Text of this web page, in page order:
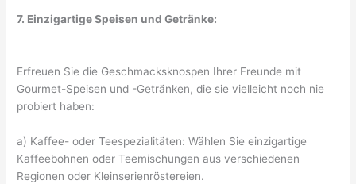
7. Einzigartige Speisen und Getränke:
Erfreuen Sie die Geschmacksknospen Ihrer Freunde mit
Gourmet-Speisen und -Getränken, die sie vielleicht noch nie
probiert haben:
a) Kaffee- oder Teespezialitäten: Wählen Sie einzigartige
Kaffeebohnen oder Teemischungen aus verschiedenen
Regionen oder Kleinserienröstereien.